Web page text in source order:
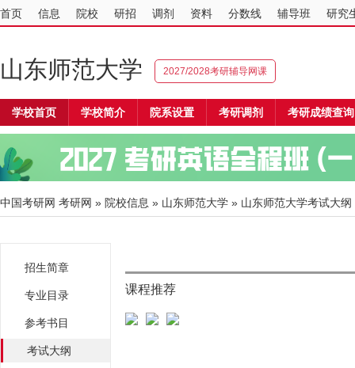
首页 信息 院校 研招 调剂 资料 分数线 辅导班 研究
山东师范大学 2027/2028考研辅导网课
学校首页 学校简介 院系设置 考研调剂 考研成绩查询
中国考研网 考研网 » 院校信息 » 山东师范大学 » 山东师范大学考试大纲
招生简章
专业目录
参考书目
考试大纲
课程推荐